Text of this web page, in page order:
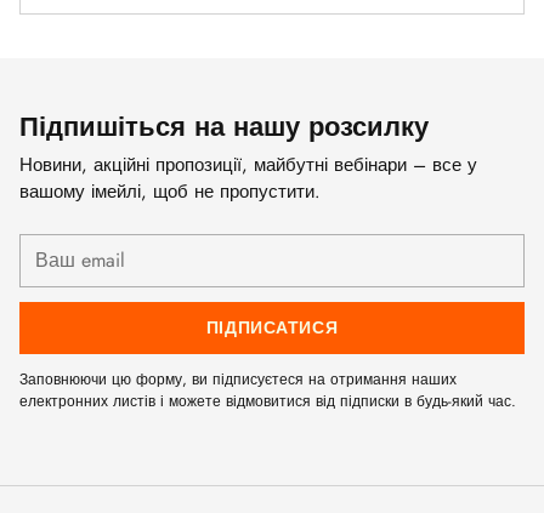
Підпишіться на нашу розсилку
Новини, акційні пропозиції, майбутні вебінари – все у
вашому імейлі, щоб не пропустити.
Ваш
email
ПІДПИСАТИСЯ
Заповнюючи цю форму, ви підписуєтеся на отримання наших
електронних листів і можете відмовитися від підписки в будь-який час.